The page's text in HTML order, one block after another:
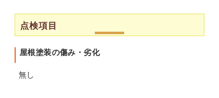
点検項目
屋根塗装の傷み・劣化
無し